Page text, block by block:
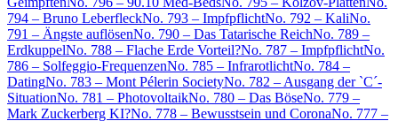
794 – Bruno LeberfleckNo. 793 – ImpfpflichtNo. 792 – KaliNo.
791 – Ängste auflösenNo. 790 – Das Tatarische ReichNo. 789 –
ErdkuppelNo. 788 – Flache Erde Vorteil?No. 787 – ImpfpflichtNo.
786 – Solfeggio-FrequenzenNo. 785 – InfrarotlichtNo. 784 –
DatingNo. 783 – Mont Pélerin SocietyNo. 782 – Ausgang der `C´-
SituationNo. 781 – PhotovoltaikNo. 780 – Das BöseNo. 779 –
Mark Zuckerberg KI?No. 778 – Bewusstsein und CoronaNo. 777 –